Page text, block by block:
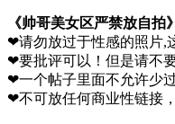
《帅哥美女区严禁放自拍》
❤请勿放过于性感的照片,
❤要批评可以！但是请不
❤一个帖子里面不允许少
❤不可放任何商业性链接